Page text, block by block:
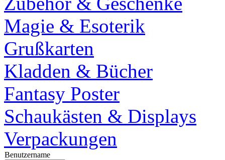
Magie & Esoterik
Grußkarten
Kladden & Bücher
Fantasy Poster
Schaukästen & Displays
Verpackungen
Benutzername